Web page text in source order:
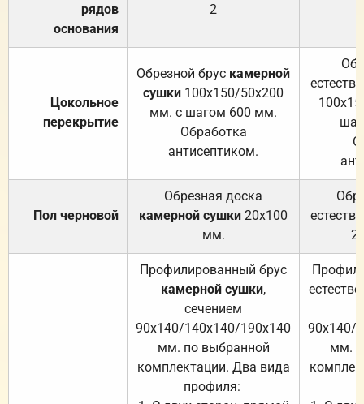
рядов
основания
2
Цокольное
перекрытие
Обрезной брус камерной
сушки 100х150/50х200
мм. с шагом 600 мм.
Обработка
антисептиком.
Пол черновой
Обрезная доска
камерной сушки 20х100
мм.
Профилированный брус
камерной сушки,
сечением
90х140/140х140/190х140
мм. по выбранной
комплектации. Два вида
профиля:
90х140/
мм.